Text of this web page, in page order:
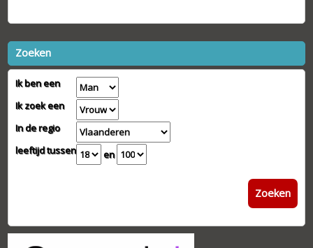
Zoeken
Ik ben een
Ik zoek een
In de regio
leeftijd tussen
en
Zoeken